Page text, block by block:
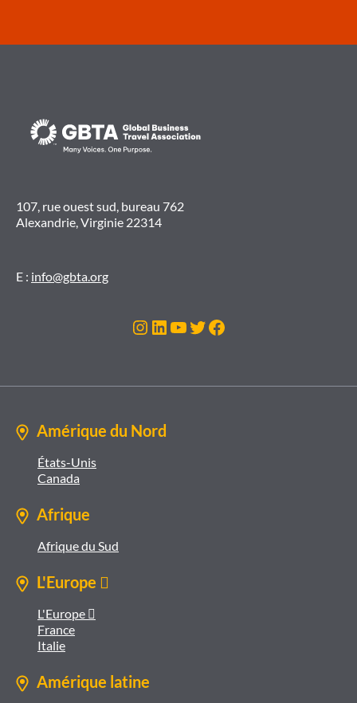
107, rue ouest sud, bureau 762
Alexandrie, Virginie 22314
E : info@gbta.org
Instagram
LinkedIn
YouTube
Twitter
Facebook
Amérique du Nord
États-Unis
Canada
Afrique
Afrique du Sud
L'Europe 
L'Europe 
France
Italie
Amérique latine